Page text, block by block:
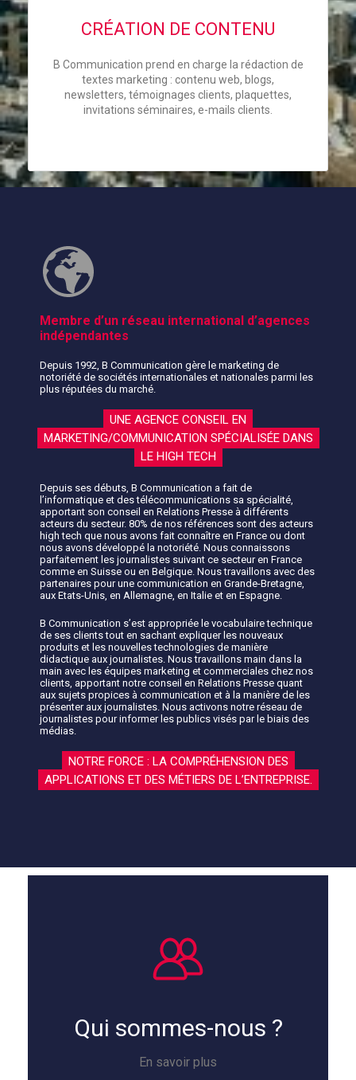
CRÉATION DE CONTENU
B Communication prend en charge la rédaction de
textes marketing : contenu web, blogs,
newsletters, témoignages clients, plaquettes,
invitations séminaires, e-mails clients.
Membre d’un réseau international d’agences
indépendantes
Depuis 1992, B Communication gère le marketing de
notoriété de sociétés internationales et nationales parmi les
plus réputées du marché.
UNE AGENCE CONSEIL EN
MARKETING/COMMUNICATION SPÉCIALISÉE DANS
LE HIGH TECH
Depuis ses débuts, B Communication a fait de
l’informatique et des télécommunications sa spécialité,
apportant son conseil en Relations Presse à différents
acteurs du secteur. 80% de nos références sont des acteurs
high tech que nous avons fait connaître en France ou dont
nous avons développé la notoriété. Nous connaissons
parfaitement les journalistes suivant ce secteur en France
comme en Suisse ou en Belgique. Nous travaillons avec des
partenaires pour une communication en Grande-Bretagne,
aux Etats-Unis, en Allemagne, en Italie et en Espagne.
B Communication s’est appropriée le vocabulaire technique
de ses clients tout en sachant expliquer les nouveaux
produits et les nouvelles technologies de manière
didactique aux journalistes. Nous travaillons main dans la
main avec les équipes marketing et commerciales chez nos
clients, apportant notre conseil en Relations Presse quant
aux sujets propices à communication et à la manière de les
présenter aux journalistes. Nous activons notre réseau de
journalistes pour informer les publics visés par le biais des
médias.
NOTRE FORCE : LA COMPRÉHENSION DES
APPLICATIONS ET DES MÉTIERS DE L’ENTREPRISE.
Qui sommes-nous ?
En savoir plus